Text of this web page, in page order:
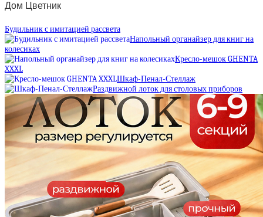
Дом Цветник
Будильник с имитацией рассвета
Напольный органайзер для книг на
колесиках
Кресло-мешок GHENTA
XXXL
Шкаф-Пенал-Стеллаж
Раздвижной лоток для столовых приборов